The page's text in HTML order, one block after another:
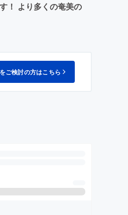
！ より多くの奄美の
ご検討の方はこちら